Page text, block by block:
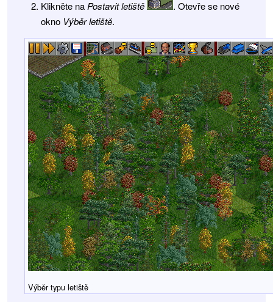
Klikněte na Postavit letiště
. Otevře se nové
okno Výběr letiště.
Výběr typu letiště